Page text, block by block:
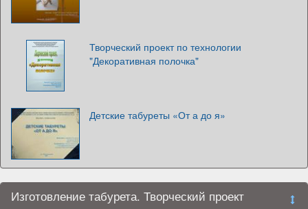
Творческий проект по технологии
"Декоративная полочка"
Детские табуреты «От а до я»
Изготовление табурета. Творческий проект